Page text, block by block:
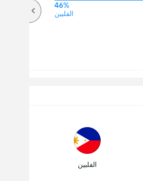
46%
الفلبين
الفلبين